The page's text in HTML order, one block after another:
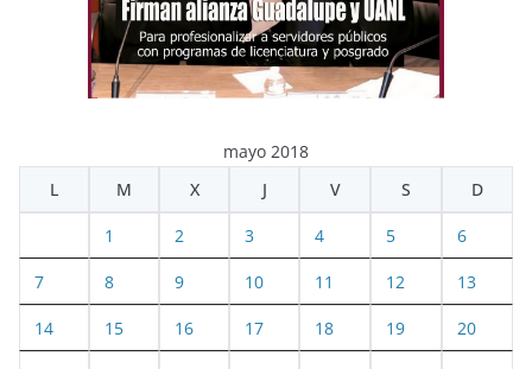
mayo 2018
L
M X J V S D
1 2 3 4 5 6
7 8 9 10 11 12 13
14 15 16 17 18 19 20